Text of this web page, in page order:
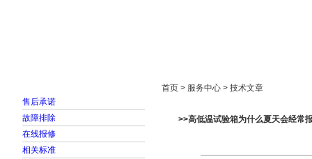
售后承诺
故障排除
在线报修
相关标准
首页 > 服务中心 > 技术文章
>>高低温试验箱为什么夏天会经常